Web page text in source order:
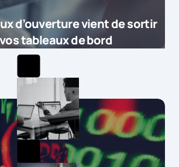
d’ouverture vient de sortir
tableaux de bord